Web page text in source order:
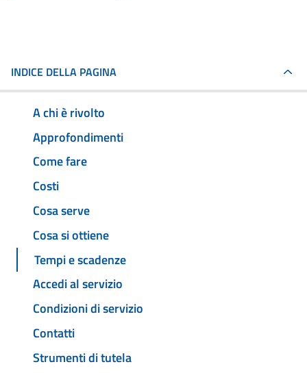
INDICE DELLA PAGINA
A chi è rivolto
Approfondimenti
Come fare
Costi
Cosa serve
Cosa si ottiene
Tempi e scadenze
Accedi al servizio
Condizioni di servizio
Contatti
Strumenti di tutela